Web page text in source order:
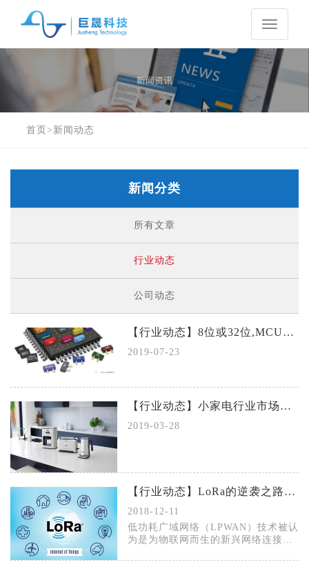
Toggle
首页> 新闻动态
新闻分类
所有文章
行业动态
公司动态
【行业动态】8位或32位,MCU该怎么选? 掌握这几点很关键
2019-07-23
【行业动态】小家电行业市场规模以及投资价值分析
2019-03-28
【行业动态】LoRa的逆袭之路，是物联网市场成熟的表现
2018-12-11
低功耗广域网络（LPWAN）技术被认
为是为物联网而生的新兴网络连接技